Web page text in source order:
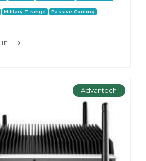
Military T range Passive Cooling
Advantech